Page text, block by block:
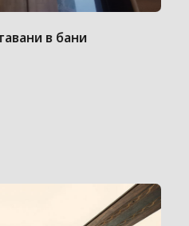
в бани